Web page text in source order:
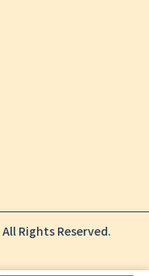
All Rights Reserved.